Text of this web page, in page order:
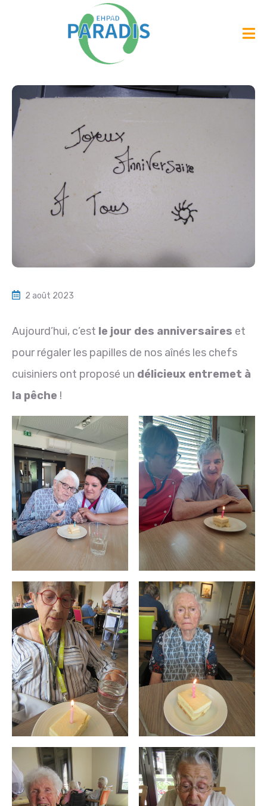
2 août 2023
Aujourd’hui, c’est le jour des anniversaires et
pour régaler les papilles de nos aînés les chefs
cuisiniers ont proposé un délicieux entremet à
la pêche !